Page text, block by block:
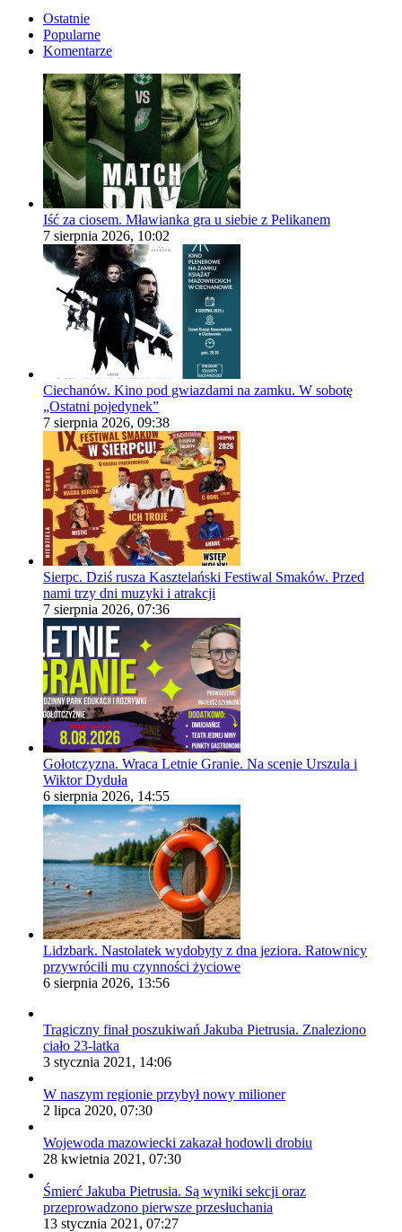
Ostatnie
Popularne
Komentarze
Iść za ciosem. Mławianka gra u siebie z Pelikanem
7 sierpnia 2026, 10:02
Ciechanów. Kino pod gwiazdami na zamku. W sobotę
„Ostatni pojedynek”
7 sierpnia 2026, 09:38
Sierpc. Dziś rusza Kasztelański Festiwal Smaków. Przed
nami trzy dni muzyki i atrakcji
7 sierpnia 2026, 07:36
Gołotczyzna. Wraca Letnie Granie. Na scenie Urszula i
Wiktor Dyduła
6 sierpnia 2026, 14:55
Lidzbark. Nastolatek wydobyty z dna jeziora. Ratownicy
przywrócili mu czynności życiowe
6 sierpnia 2026, 13:56
Tragiczny finał poszukiwań Jakuba Pietrusia. Znaleziono
ciało 23-latka
3 stycznia 2021, 14:06
W naszym regionie przybył nowy milioner
2 lipca 2020, 07:30
Wojewoda mazowiecki zakazał hodowli drobiu
28 kwietnia 2021, 07:30
Śmierć Jakuba Pietrusia. Są wyniki sekcji oraz
przeprowadzono pierwsze przesłuchania
13 stycznia 2021, 07:27